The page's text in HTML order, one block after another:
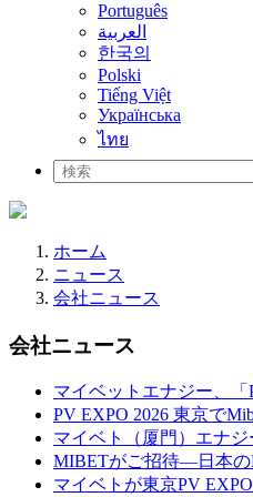
Português
العربية
한국의
Polski
Tiếng Việt
Українська
ไทย
ホーム
ニュース
会社ニュース
会社ニュース
マイベットエナジー、
PV EXPO 2026 東京で
マイベト（厦門）エナ
MIBETがご招待—日本の
マイベトが東京PV